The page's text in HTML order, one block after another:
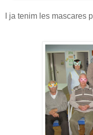
I ja tenim les mascares